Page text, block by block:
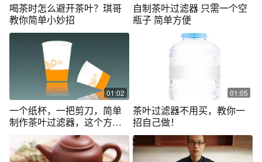
喝茶时怎么避开茶叶？琪哥
教你简单小妙招
自制茶叶过滤器 只需一个空
瓶子 简单方便
01:02
一个纸杯，一把剪刀，简单
制作茶叶过滤器，这个方法
01:05
茶叶过滤器不用买，教你一
招自己做！